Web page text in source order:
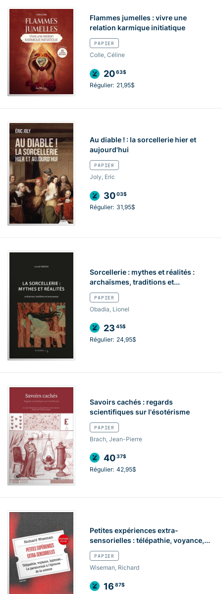
Flammes jumelles : vivre une
relation karmique initiatique
PAPIER
Colle, Céline
2063$
Régulier: 21,95$
Au diable ! : la sorcellerie hier et
aujourd'hui
PAPIER
Joly, Eric
3003$
Régulier: 31,95$
Sorcellerie : mythes et réalités :
archaïsmes, traditions et...
PAPIER
Obadia, Lionel
23 45$
Régulier: 24,95$
Savoirs cachés : regards
scientifiques sur l'ésotérisme
PAPIER
Brach, Jean-Pierre
4037$
Régulier: 42,95$
Petites expériences extra-
sensorielles : télépathie, voyance,...
PAPIER
Wiseman, Richard
16 87$